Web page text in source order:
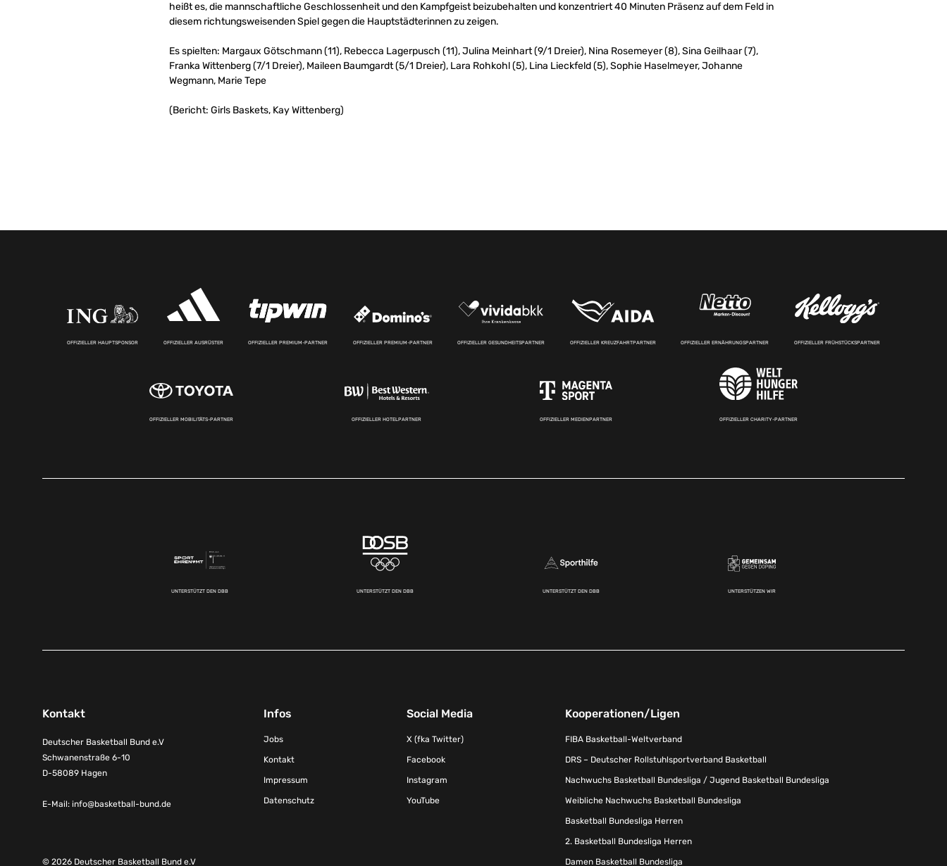
heißt es, die mannschaftliche Geschlossenheit und den Kampfgeist beizubehalten und konzentriert 40 Minuten Präsenz auf dem Feld in
diesem richtungsweisenden Spiel gegen die Hauptstädterinnen zu zeigen.
Es spielten: Margaux Götschmann (11), Rebecca Lagerpusch (11), Julina Meinhart (9/1 Dreier), Nina Rosemeyer (8), Sina Geilhaar (7),
Franka Wittenberg (7/1 Dreier), Maileen Baumgardt (5/1 Dreier), Lara Rohkohl (5), Lina Lieckfeld (5), Sophie Haselmeyer, Johanne
Wegmann, Marie Tepe
(Bericht: Girls Baskets, Kay Wittenberg)
OFFIZIELLER HAUPTSPONSOR OFFIZIELLER AUSRÜSTER OFFIZIELLER PREMIUM-PARTNER OFFIZIELLER PREMIUM-PARTNER OFFIZIELLER GESUNDHEITSPARTNER OFFIZIELLER KREUZFAHRTPARTNER OFFIZIELLER ERNÄHRUNGSPARTNER OFFIZIELLER FRÜHSTÜCKSPARTNER
OFFIZIELLER MOBILITÄTS-PARTNER OFFIZIELLER HOTELPARTNER OFFIZIELLER MEDIENPARTNER OFFIZIELLER CHARITY-PARTNER
UNTERSTÜTZT DEN DBB UNTERSTÜTZT DEN DBB UNTERSTÜTZT DEN DBB UNTERSTÜTZEN WIR
Kontakt
Deutscher Basketball Bund e.V
Schwanenstraße 6-10
D-58089 Hagen
E-Mail: info@basketball-bund.de
Infos
Jobs
Kontakt
Impressum
Datenschutz
Social Media
X (fka Twitter)
Facebook
Instagram
YouTube
Kooperationen/Ligen
FIBA Basketball-Weltverband
DRS – Deutscher Rollstuhlsportverband Basketball
Nachwuchs Basketball Bundesliga / Jugend Basketball Bundesliga
Weibliche Nachwuchs Basketball Bundesliga
Basketball Bundesliga Herren
2. Basketball Bundesliga Herren
Damen Basketball Bundesliga
© 2026 Deutscher Basketball Bund e.V